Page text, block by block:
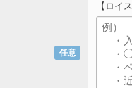
任意
【ロイ